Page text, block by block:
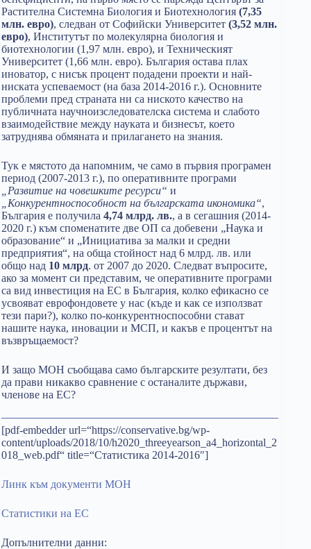
Растителна Системна Биология и Биотехнология (7,35
млн. евро), следван от Софийски Университет (3,52 млн.
евро), Институтът по молекулярна биология и
биотехнологии (1,97 млн. евро), и Техническият
Университет (1,66 млн. евро). България остава плах
иноватор, с нисък процент подадени проекти и най-
ниската успеваемост (на база 2014-2016 г.). Основните
проблеми пред страната ни са ниското качество на
публичната научноизследователска система и слабото
взаимодействие между науката и бизнесът, което
затруднява обмяната и прилагането на знания.
Тук е мястото да напомним, че само в първия програмен
период (2007-2013 г.), по оперативните програми
„Развитие на човешките ресурси“ и
„Конкурентноспособност на българската икономика“,
България е получила 4,74 млрд. лв., а в сегашния (2014-
2020 г.) към споменатите две ОП са добевени „Наука и
образование“ и „Инициатива за малки и средни
предприятия“, на обща стойност над 6 млрд. лв. или
общо над 10 млрд. от 2007 до 2020. Следват въпросите,
ако за момент си представим, че оперативните програми
са вид инвестиция на ЕС в България, колко ефикасно се
усвояват еврофондовете у нас (къде и как се използват
тези пари?), колко по-конкурентноспособни стават
нашите наука, иновации и МСП, и какъв е процентът на
възвръщаемост?
И защо МОН съобщава само българските резултати, без
да прави никакво сравнение с останалите държави,
членове на ЕС?
[pdf-embedder url=“https://conservative.bg/wp-
content/uploads/2018/10/h2020_threeyearson_a4_horizontal_2
018_web.pdf“ title=“Статистика 2014-2016″]
Линк към документи МОН
Статистики на ЕС
Допълнителни данни: